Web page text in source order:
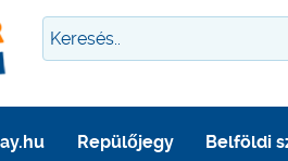
Repülőjegy Belföldi